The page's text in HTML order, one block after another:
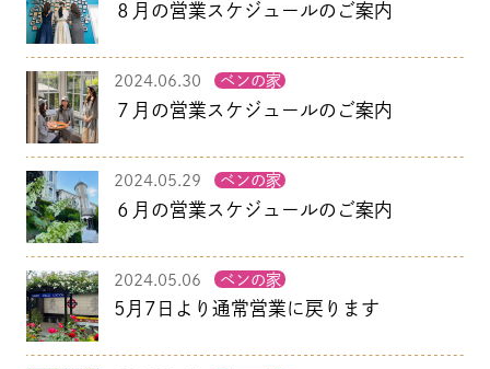
８月の営業スケジュールのご案内
2024.06.30 ベンの家
７月の営業スケジュールのご案内
2024.05.29 ベンの家
６月の営業スケジュールのご案内
2024.05.06 ベンの家
5月7日より通常営業に戻ります